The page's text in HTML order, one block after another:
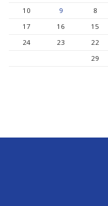
8
9
10
15
16
17
22
23
24
29